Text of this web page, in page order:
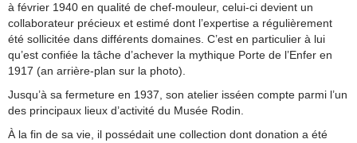
à février 1940 en qualité de chef-mouleur, celui-ci devient un
collaborateur précieux et estimé dont l’expertise a régulièrement
été sollicitée dans différents domaines. C’est en particulier à lui
qu’est confiée la tâche d’achever la mythique Porte de l’Enfer en
1917 (an arrière-plan sur la photo).
Jusqu’à sa fermeture en 1937, son atelier isséen compte parmi l’un
des principaux lieux d’activité du Musée Rodin.
À la fin de sa vie, il possédait une collection dont donation a été